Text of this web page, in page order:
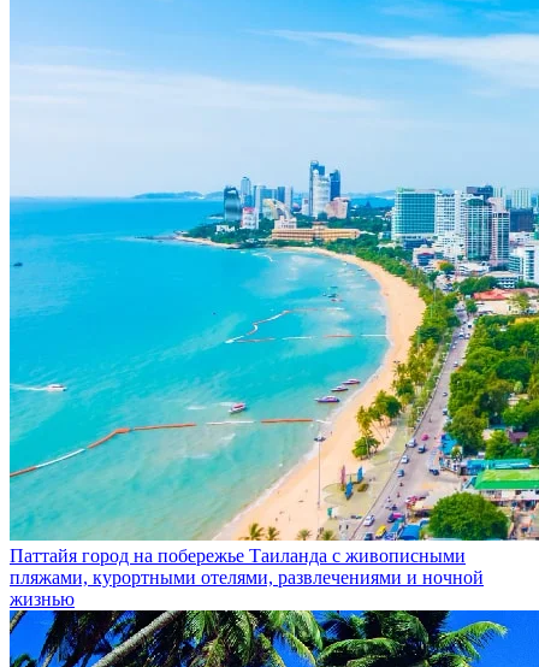
Паттайя город на побережье Таиланда с живописными
пляжами, курортными отелями, развлечениями и ночной
жизнью